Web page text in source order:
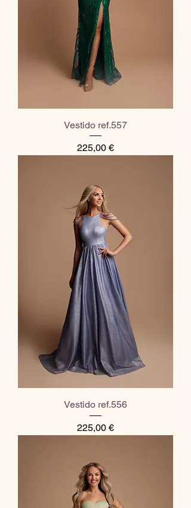
Vestido ref.557
Preço
225,00 €
Vestido ref.556
Preço
225,00 €